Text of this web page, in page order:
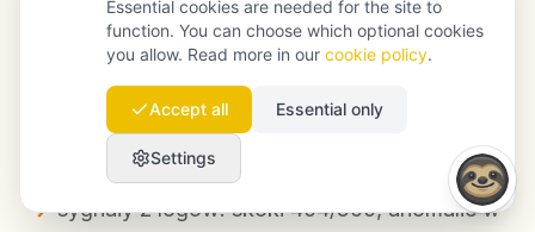
alerty dot. problemów bezpieczeństwa i
anomalie w pokryciu indeksu (nagły skok
liczby zindeksowanych stron)
sygnały z logów: skoki 404/500, anomalie w
Essential cookies are needed for the site to
function. You can choose which optional cookies
you allow. Read more in our cookie policy.
Accept all Essential only
Settings